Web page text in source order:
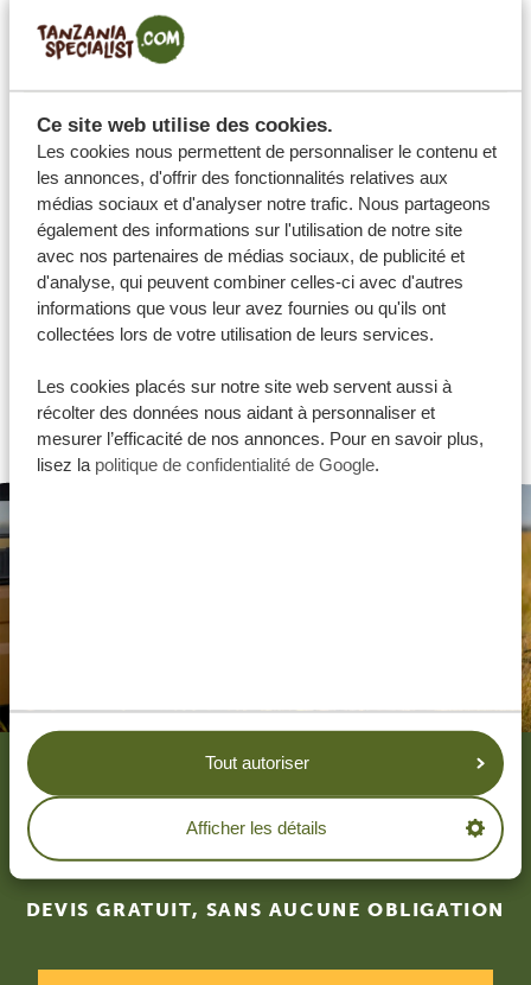
Ce site web utilise des cookies.
Les cookies nous permettent de personnaliser le contenu et
les annonces, d'offrir des fonctionnalités relatives aux
médias sociaux et d'analyser notre trafic. Nous partageons
également des informations sur l'utilisation de notre site
avec nos partenaires de médias sociaux, de publicité et
d'analyse, qui peuvent combiner celles-ci avec d'autres
informations que vous leur avez fournies ou qu'ils ont
collectées lors de votre utilisation de leurs services.
Les cookies placés sur notre site web servent aussi à
récolter des données nous aidant à personnaliser et
mesurer l’efficacité de nos annonces. Pour en savoir plus,
lisez la politique de confidentialité de Google.
Tout autoriser
Afficher les détails
Publié sur : Tripadvisor
La création du voyage de
vos rêves, c'est par ici.
DEVIS GRATUIT, SANS AUCUNE OBLIGATION